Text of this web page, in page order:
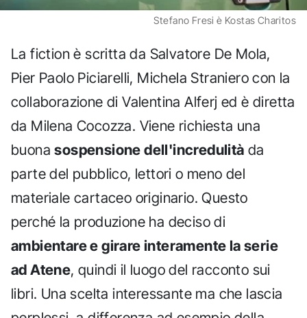
Stefano Fresi è Kostas Charitos
La fiction è scritta da Salvatore De Mola,
Pier Paolo Piciarelli, Michela Straniero con la
collaborazione di Valentina Alferj ed è diretta
da Milena Cocozza. Viene richiesta una
buonasospensione dell'incredulità da
parte del pubblico, lettori o meno del
materiale cartaceo originario. Questo
perché la produzione ha deciso di
ambientare e girare interamente la serie
ad Atene, quindi il luogo del racconto sui
libri. Una scelta interessante ma che lascia